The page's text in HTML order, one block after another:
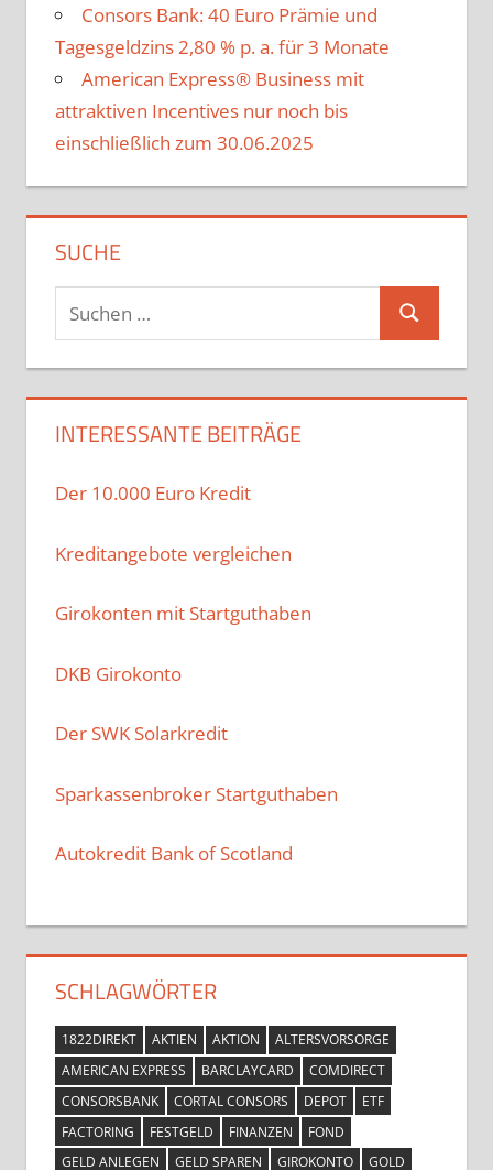
Consors Bank: 40 Euro Prämie und
Tagesgeldzins 2,80 % p. a. für 3 Monate
American Express® Business mit
attraktiven Incentives nur noch bis
einschließlich zum 30.06.2025
SUCHE
Suchen
nach:
Suchen
INTERESSANTE BEITRÄGE
Der 10.000 Euro Kredit
Kreditangebote vergleichen
Girokonten mit Startguthaben
DKB Girokonto
Der SWK Solarkredit
Sparkassenbroker Startguthaben
Autokredit Bank of Scotland
SCHLAGWÖRTER
1822DIREKT AKTIEN AKTION
ALTERSVORSORGE
AMERICAN EXPRESS
BARCLAYCARD
COMDIRECT
CONSORSBANK
CORTAL CONSORS DEPOT
ETF
FACTORING
FESTGELD FINANZEN
FOND
GELD ANLEGEN
GELD SPAREN GIROKONTO GOLD